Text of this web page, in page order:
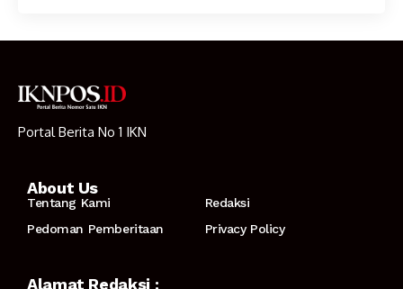
Portal Berita No 1 IKN
About Us
Tentang Kami
Redaksi
Pedoman Pemberitaan
Privacy Policy
Alamat Redaksi :